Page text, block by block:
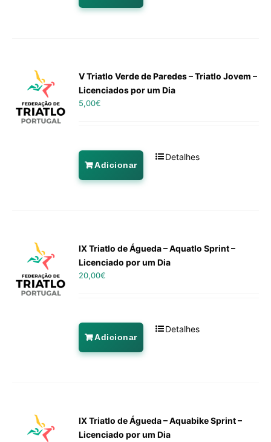
V Triatlo Verde de Paredes – Triatlo Jovem –
Licenciados por um Dia
5,00€
Adicionar
Detalhes
IX Triatlo de Águeda – Aquatlo Sprint –
Licenciado por um Dia
20,00€
Adicionar
Detalhes
IX Triatlo de Águeda – Aquabike Sprint –
Licenciado por um Dia